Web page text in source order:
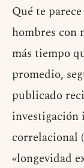
Qué te
hombres con
más tiempo
promedio,
publicado
investigación
correlacional
«longevidad